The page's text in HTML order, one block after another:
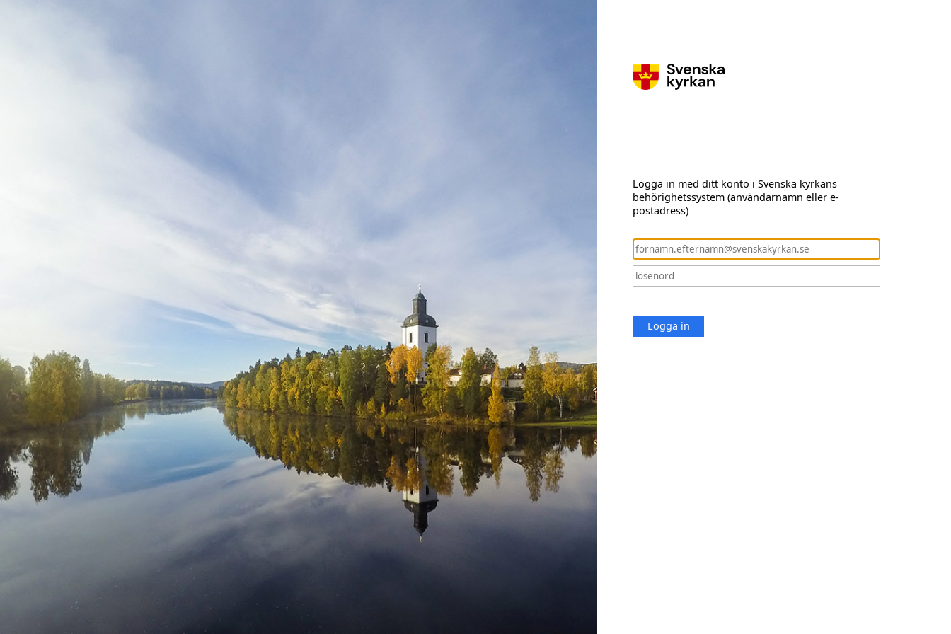
Logga in med ditt konto i Svenska kyrkans
behörighetssystem (användarnamn eller e-
postadress)
Logga in